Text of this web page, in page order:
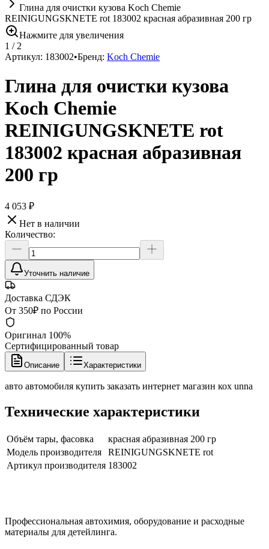
Глина для очистки кузова Koch Chemie
REINIGUNGSKNETE rot 183002 красная абразивная 200 гр
Нажмите для увеличения
1 / 2
Артикул: 183002•Бренд: Koch Chemie
Глина для очистки кузова
Koch Chemie
REINIGUNGSKNETE rot
183002 красная абразивная
200 гр
4 053 ₽
Нет в наличии
Количество:
Уточнить наличие
Доставка СДЭК
От 350₽ по России
Оригинал 100%
Сертифицированный товар
Описание Характеристики
авто автомобиля купить заказать интернет магазин кох unna
Технические характеристики
Объём тары, фасовка
красная абразивная 200 гр
Модель производителя
REINIGUNGSKNETE rot
Артикул производителя 183002
Профессиональная автохимия, оборудование и расходные
материалы для детейлинга.